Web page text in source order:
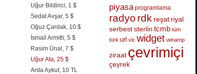
Uğur Bildirici, 1 $
Sedat Avşar, 5 $
Oğuz Çardak, 10 $
İsmail Armitli, 5 $
Rasim Ünal, 7 $
Uğur Ata, 25 $
Arda Aykut, 10 TL
piyasa programlama
radyo rdk reşat riyal
serbeststerlin tcmb tüm
türk url vlc widget winamp
ziraat çevrimiçi
çeyrek